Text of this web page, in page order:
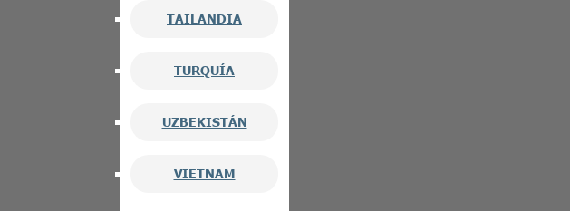
TAILANDIA
TURQUÍA
UZBEKISTÁN
VIETNAM